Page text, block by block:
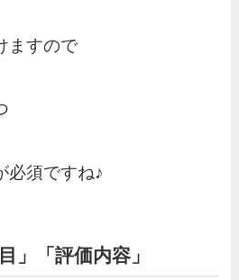
ますので
必須ですね♪
」「評価内容」